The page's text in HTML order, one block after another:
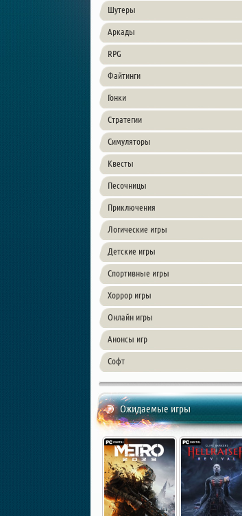
Шутеры
Аркады
RPG
Файтинги
Гонки
Стратегии
Симуляторы
Квесты
Песочницы
Приключения
Логические игры
Детские игры
Спортивные игры
Хоррор игры
Онлайн игры
Анонсы игр
Софт
Ожидаемые игры